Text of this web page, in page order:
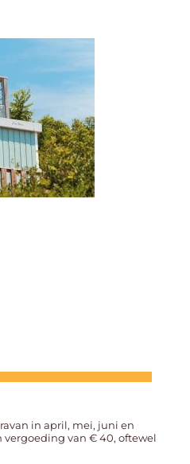
in april, mei, juni en
van € 40, oftewel